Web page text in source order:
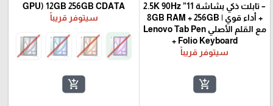
– تابلت ذكي بشاشة 11” 2.5K 90Hz
+ أداء قوي | 8GB RAM + 256GB
مع القلم الأصلي Lenovo Tab Pen
+ Folio Keyboard
سيتوفر قريباً
add_shopping_cart
GPU) 12GB 256GB CDATA
سيتوفر قريباً
add_shopping_cart